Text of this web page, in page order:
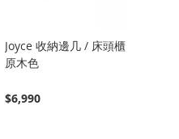
Joyce 收納邊几 / 床頭櫃
原木色
$6,990